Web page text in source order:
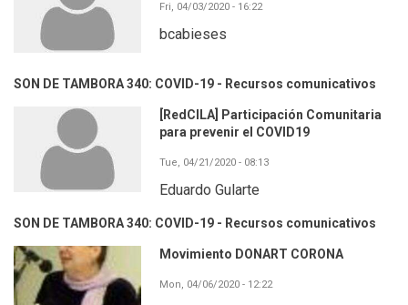
Fri, 04/03/2020 - 16:22
bcabieses
SON DE TAMBORA 340: COVID-19 - Recursos comunicativos
[RedCILA] Participación Comunitaria
para prevenir el COVID19
Tue, 04/21/2020 - 08:13
Eduardo Gularte
SON DE TAMBORA 340: COVID-19 - Recursos comunicativos
Movimiento DONART CORONA
Mon, 04/06/2020 - 12:22